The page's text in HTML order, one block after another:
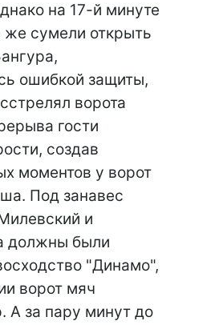
на 17-й минуте
же сумели открыть
ошибкой защиты,
ворота
гости
создав
моментов у ворот
Под занавес
и
должны были
"Динамо",
ворот мяч
А за пару минут до